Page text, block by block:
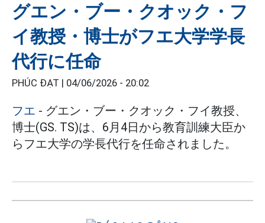
グエン・ブー・クオック・フ
イ教授・博士がフエ大学学長
代行に任命
PHÚC ĐẠT | 04/06/2026 - 20:02
フエ - グエン・ブー・クオック・フイ教授、
博士(GS. TS)は、6月4日から教育訓練大臣か
らフエ大学の学長代行を任命されました。